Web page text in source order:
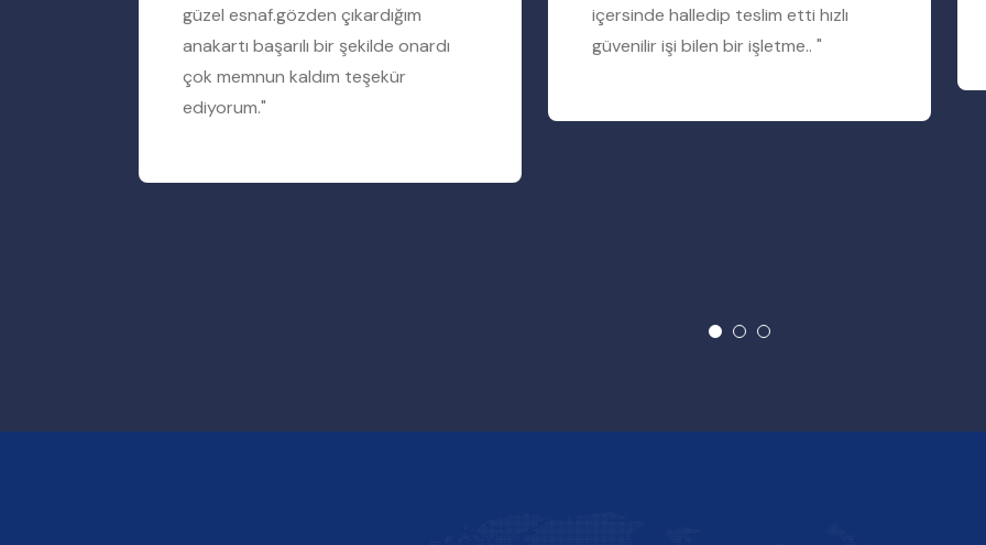
güzel esnaf.gözden çıkardığım
anakartı başarılı bir şekilde onardı
çok memnun kaldım teşekür
ediyorum."
içersinde halledip teslim etti hızlı
güvenilir işi bilen bir işletme.. "